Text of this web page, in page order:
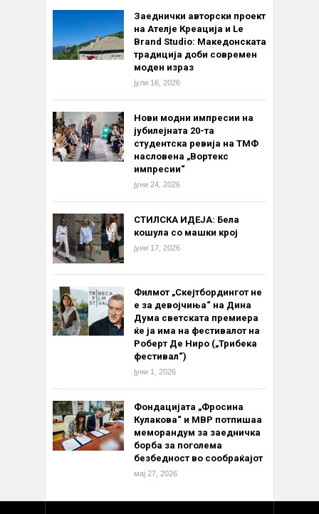
Заеднички авторски проект
на Ателје Креација и Le
Brand Studio: Македонската
традиција доби современ
моден израз
јули 16, 2026
Нови модни импресии на
јубилејната 20-та
студентска ревија на ТМФ
насловена „Вортекс
импресии“
јуни 24, 2026
СТИЛСКА ИДЕЈА: Бела
кошула со машки крој
јуни 17, 2026
Филмот „Скејтбордингот не
е за девојчиња“ на Дина
Дума светската премиера
ќе ја има на фестивалот на
Роберт Де Ниро („Трибека
фестивал“)
јуни 1, 2026
Фондацијата „Фросина
Кулакова“ и МВР потпишаа
меморандум за заедничка
борба за поголема
безбедност во сообраќајот
мај 27, 2026